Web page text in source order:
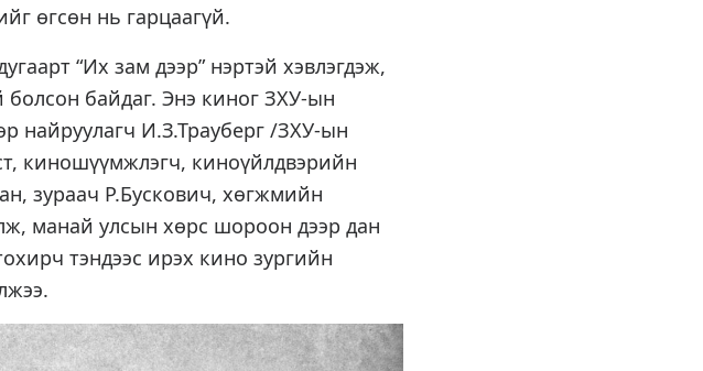
өгсөн нь гарцаагүй.
“Их зам дээр” нэртэй хэвлэгдэж,
болсон байдаг. Энэ киног ЗХУ-ын
найруулагч И.З.Трауберг /ЗХУ-ын
киношүүмжлэгч, киноүйлдвэрийн
зураач Р.Бускович, хөгжмийн
манай улсын хөрс шороон дээр дан
тэндээс ирэх кино зургийн